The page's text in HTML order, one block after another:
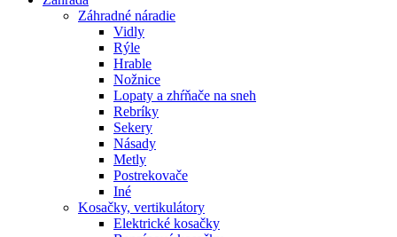
Záhradné náradie
Vidly
Rýle
Hrable
Nožnice
Lopaty a zhŕňače na sneh
Rebríky
Sekery
Násady
Metly
Postrekovače
Iné
Kosačky, vertikulátory
Elektrické kosačky